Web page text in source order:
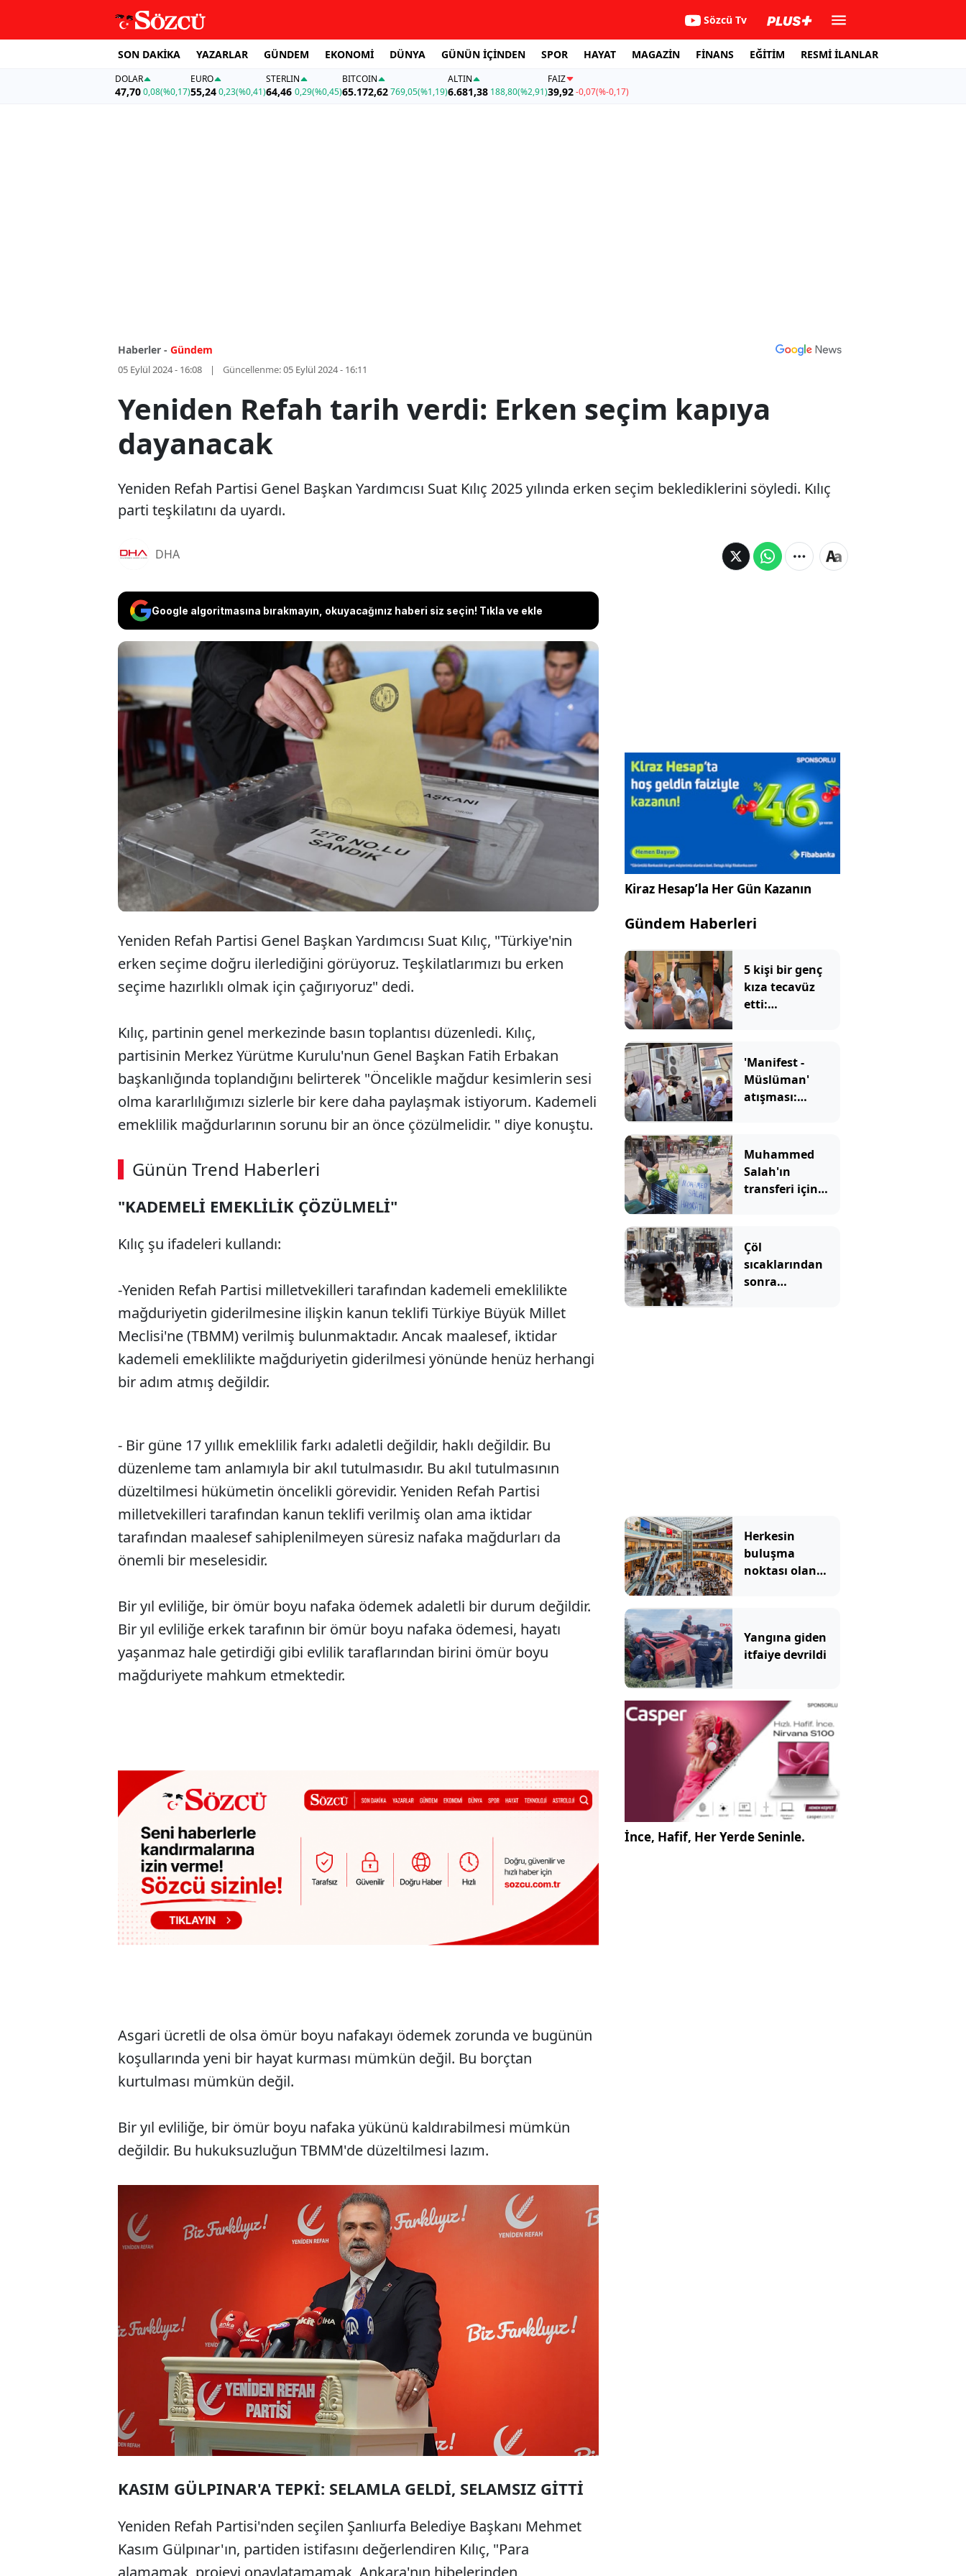
Sözcü Tv
SON DAKİKA YAZARLAR GÜNDEM EKONOMİ DÜNYA GÜNÜN İÇİNDEN SPOR HAYAT MAGAZİN FİNANS EĞİTİM RESMİ İLANLAR
DOLAR
47,700,08(%0,17)
EURO
55,24 0,23(%0,41)
STERLIN
64,46 0,29(%0,45)
BITCOIN
65.172,62769,05(%1,19)
ALTIN
6.681,38 188,80(%2,91)
FAİZ
39,92-0,07(%-0,17)
Haberler - Gündem
05 Eylül 2024 - 16:08 Güncellenme:05 Eylül 2024 - 16:11
Yeniden Refah tarih verdi: Erken seçim kapıya
dayanacak
Yeniden Refah Partisi Genel Başkan Yardımcısı Suat Kılıç 2025 yılında erken seçim beklediklerini söyledi. Kılıç
parti teşkilatını da uyardı.
DHA
Google algoritmasına bırakmayın, okuyacağınız haberi siz seçin! Tıkla ve ekle
Yeniden Refah Partisi Genel Başkan Yardımcısı Suat
Kılıç 2025 yılında erken seçim beklediklerini söyledi.
Kılıç parti teşkilatını da uyardı.
Yeniden Refah Partisi Genel Başkan Yardımcısı Suat Kılıç, "Türkiye'nin
erken seçime doğru ilerlediğini görüyoruz. Teşkilatlarımızı bu erken
seçime hazırlıklı olmak için çağırıyoruz" dedi.
Kılıç, partinin genel merkezinde basın toplantısı düzenledi. Kılıç,
partisinin Merkez Yürütme Kurulu'nun Genel Başkan Fatih Erbakan
başkanlığında toplandığını belirterek "Öncelikle mağdur kesimlerin sesi
olma kararlılığımızı sizlerle bir kere daha paylaşmak istiyorum. Kademeli
emeklilik mağdurlarının sorunu bir an önce çözülmelidir. " diye konuştu.
Günün Trend Haberleri
00:03 / 02:14
"KADEMELİ EMEKLİLİK ÇÖZÜLMELİ"
Kılıç şu ifadeleri kullandı:
-Yeniden Refah Partisi milletvekilleri tarafından kademeli emeklilikte
mağduriyetin giderilmesine ilişkin kanun teklifi Türkiye Büyük Millet
Meclisi'ne (TBMM) verilmiş bulunmaktadır. Ancak maalesef, iktidar
kademeli emeklilikte mağduriyetin giderilmesi yönünde henüz herhangi
bir adım atmış değildir.
- Bir güne 17 yıllık emeklilik farkı adaletli değildir, haklı değildir. Bu
düzenleme tam anlamıyla bir akıl tutulmasıdır. Bu akıl tutulmasının
düzeltilmesi hükümetin öncelikli görevidir. Yeniden Refah Partisi
milletvekilleri tarafından kanun teklifi verilmiş olan ama iktidar
tarafından maalesef sahiplenilmeyen süresiz nafaka mağdurları da
önemli bir meselesidir.
Bir yıl evliliğe, bir ömür boyu nafaka ödemek adaletli bir durum değildir.
Bir yıl evliliğe erkek tarafının bir ömür boyu nafaka ödemesi, hayatı
yaşanmaz hale getirdiği gibi evlilik taraflarından birini ömür boyu
mağduriyete mahkum etmektedir.
Asgari ücretli de olsa ömür boyu nafakayı ödemek zorunda ve bugünün
koşullarında yeni bir hayat kurması mümkün değil. Bu borçtan
kurtulması mümkün değil.
Bir yıl evliliğe, bir ömür boyu nafaka yükünü kaldırabilmesi mümkün
değildir. Bu hukuksuzluğun TBMM'de düzeltilmesi lazım.
KASIM GÜLPINAR'A TEPKİ: SELAMLA GELDİ, SELAMSIZ GİTTİ
Yeniden Refah Partisi'nden seçilen Şanlıurfa Belediye Başkanı Mehmet
Kasım Gülpınar'ın, partiden istifasını değerlendiren Kılıç, "Para
alamamak, projeyi onaylatamamak, Ankara'nın hibelerinden
Kiraz Hesap’la Her Gün Kazanın
Gündem Haberleri
5 kişi bir genç
kıza tecavüz
etti:
çıkarttılar
'Manifest -
Müslüman'
atışması:
tepki çekti
Muhammed
Salah'ın
transferi için
Çöl
sıcaklarından
sonra
Herkesin
buluşma
noktası olan
Yangına giden
itfaiye devrildi
İnce, Hafif, Her Yerde Seninle.